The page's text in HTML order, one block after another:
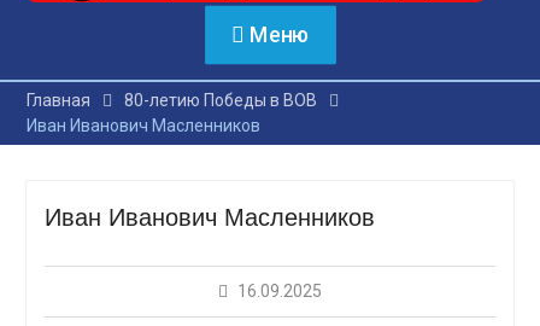
Меню
Главная
80-летию Победы в ВОВ
Иван Иванович Масленников
Иван Иванович Масленников
16.09.2025